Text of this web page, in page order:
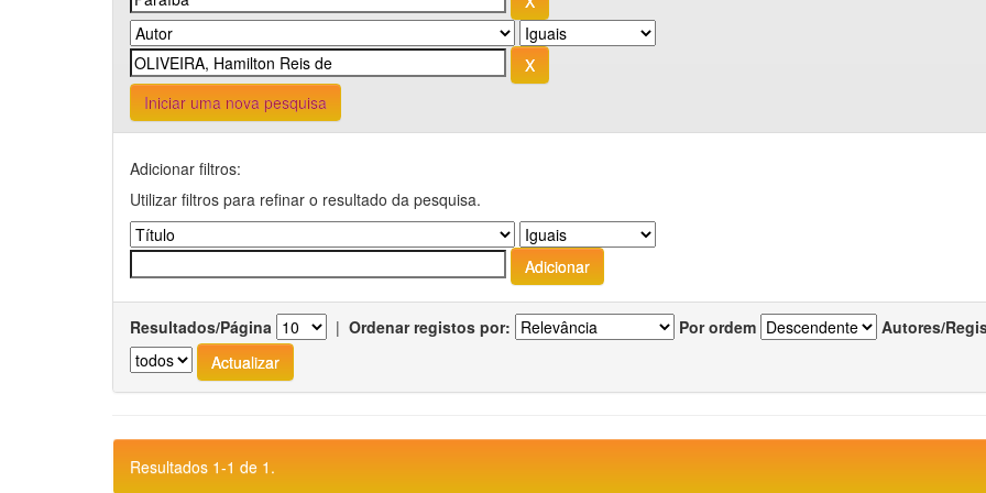
Iniciar uma nova pesquisa
Adicionar filtros:
Utilizar filtros para refinar o resultado da pesquisa.
Resultados/Página | Ordenar registos por: Por ordem Autores/
Resultados 1-1 de 1.